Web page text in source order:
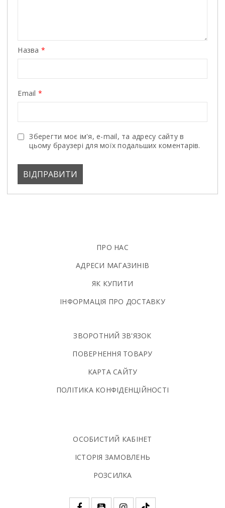
Назва *
Email *
Зберегти моє ім'я, e-mail, та адресу сайту в
цьому браузері для моїх подальших коментарів.
ПРО НАС
АДРЕСИ МАГАЗИНІВ
ЯК КУПИТИ
ІНФОРМАЦІЯ ПРО ДОСТАВКУ
ЗВОРОТНИЙ ЗВ'ЯЗОК
ПОВЕРНЕННЯ ТОВАРУ
КАРТА САЙТУ
ПОЛIТИКА КОНФIДЕНЦIЙНОСТI
ОСОБИСТИЙ КАБІНЕТ
ІСТОРІЯ ЗАМОВЛЕНЬ
РОЗСИЛКА